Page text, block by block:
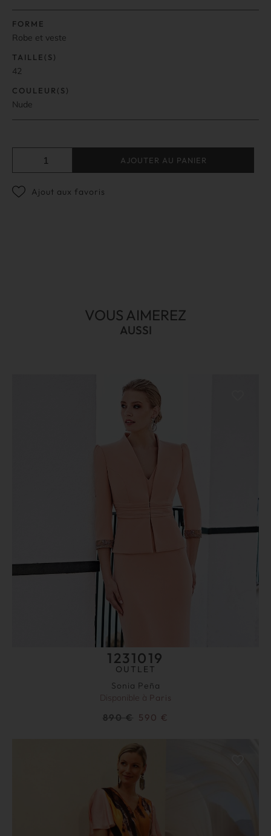
FORME
Robe et veste
TAILLE(S)
42
COULEUR(S)
Nude
AJOUTER AU PANIER
Ajout aux favoris
VOUS AIMEREZ
AUSSI
1231019
OUTLET
Sonia Peña
Disponible à Paris
890€ 590 €